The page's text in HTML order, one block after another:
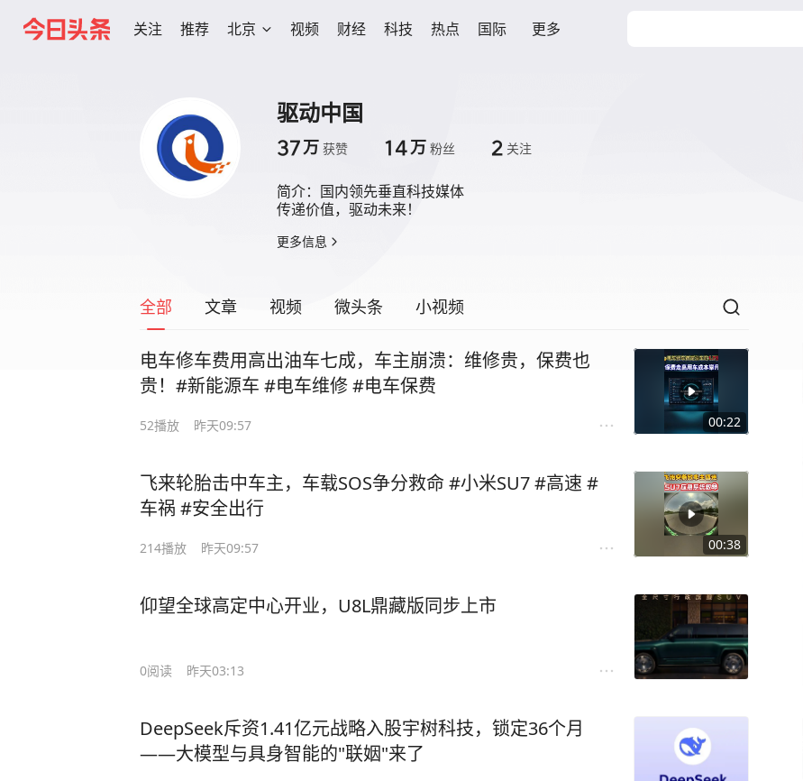
关注 推荐 北京 视频 财经 科技 热点 国际 更多
驱动中国
37万 获赞 14万 粉丝 2 关注
简介： 国内领先垂直科技媒体
传递价值，驱动未来！
更多信息
全部 文章 视频 微头条 小视频
00:22
电车修车费用高出油车七成，车主崩溃：维修贵，保费也
贵！#新能源车 #电车维修 #电车保费
52播放 昨天09:57
00:38
飞来轮胎击中车主，车载SOS争分救命 #小米SU7 #高速 #
车祸 #安全出行
214播放 昨天09:57
仰望全球高定中心开业，U8L鼎藏版同步上市
0阅读 昨天03:13
DeepSeek斥资1.41亿元战略入股宇树科技，锁定36个月
——大模型与具身智能的"联姻"来了